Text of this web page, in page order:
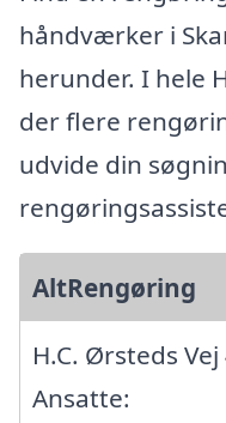
håndværker i
herunder. I hele
der flere
udvide din
AltRengøring
H.C. Ørsteds
Ansatte: